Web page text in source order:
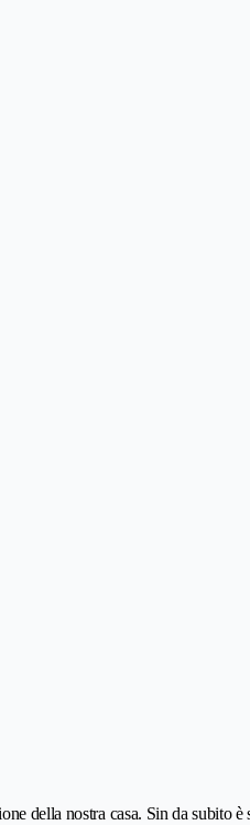
della nostra casa. Sin da subito